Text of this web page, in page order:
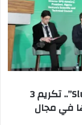
الطبعة الأولى من” الجزائرSlush’D”.. تكريم 3
في مجال